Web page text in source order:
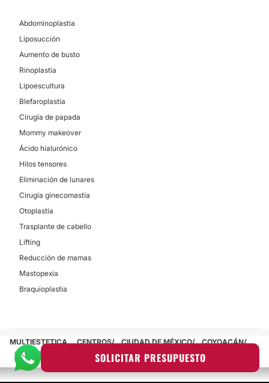
Abdominoplastia
Liposucción
Aumento de busto
Rinoplastia
Lipoescultura
Blefaroplastia
Cirugía de papada
Mommy makeover
Ácido hialurónico
Hilos tensores
Eliminación de lunares
Cirugía ginecomastia
Otoplastia
Trasplante de cabello
Lifting
Reducción de mamas
Mastopexia
Braquioplastia
SOLICITAR PRESUPUESTO
MULTIESTETICA CENTROS CIUDAD DE MÉXICO
COYOACÁN
SKINGAMA BY DR. JORGE JUAN HERRERA